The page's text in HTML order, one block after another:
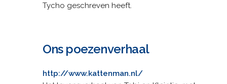
Tycho geschreven heeft.
Ons poezenverhaal
http://www.kattenman.nl/